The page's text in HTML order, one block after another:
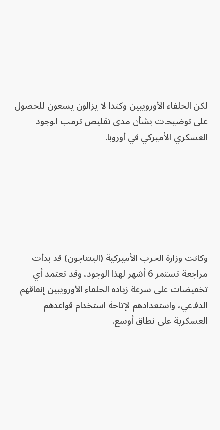
لكن الحلفاء الأوروبيين وكندا لا يزالون يسعون للحصول
على توضيحات بشأن مدى تقليص ترمب الوجود
العسكري الأميركي في أوروبا.
وكانت وزارة الحرب الأميركية (البنتاجون) قد بدأت
مراجعة تستمر 6 أشهر لهذا الوجود، وقد تعتمد أي
تخفيضات على سرعة زيادة الحلفاء الأوروبيين إنفاقهم
الدفاعي، واستعدادهم لإتاحة استخدام قواعدهم
العسكرية على نطاق أوسع.